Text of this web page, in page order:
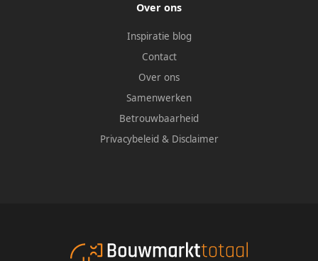
Over ons
Inspiratie blog
Contact
Over ons
Samenwerken
Betrouwbaarheid
Privacybeleid & Disclaimer